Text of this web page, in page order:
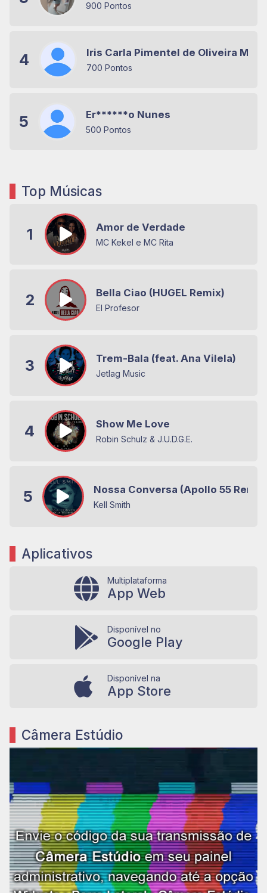
900 Pontos
4 Iris Carla Pimentel de Oliveira
700 Pontos
5 Er******o Nunes
500 Pontos
Top Músicas
1 Amor de Verdade
MC Kekel e MC Rita
2 Bella Ciao (HUGEL Remix)
El Profesor
3 Trem-Bala (feat. Ana Vilela)
Jetlag Music
4 Show Me Love
Robin Schulz & J.U.D.G.E.
5 Nossa Conversa (Apollo 55
Kell Smith
Aplicativos
Multiplataforma
App Web
Disponível no
Google Play
Disponível na
App Store
Câmera Estúdio